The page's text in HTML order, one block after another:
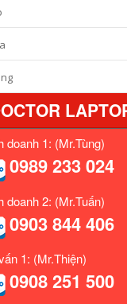
doanh 1: (Mr.Tùng)
0989 233 024
doanh 2: (Mr.Tuấn)
0903 844 406
1: (Mr.Thiện)
0908 251 500